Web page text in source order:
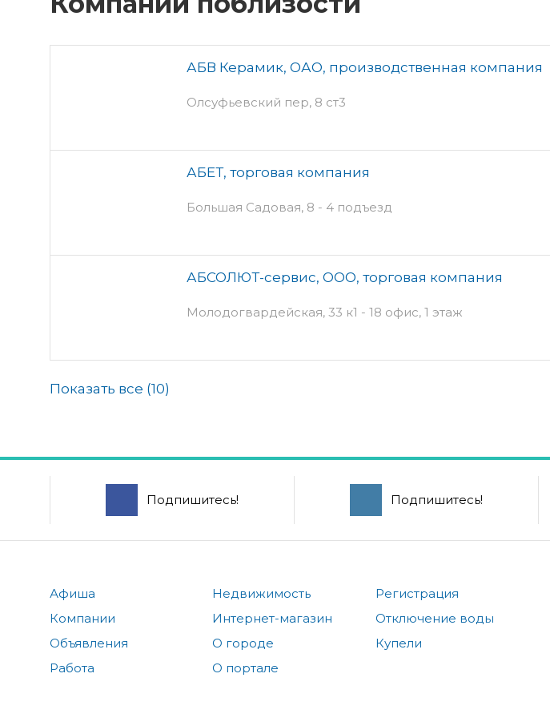
АБВ Керамик, ОАО, производственная компания
Олсуфьевский пер, 8 ст3
АБЕТ, торговая компания
Большая Садовая, 8 - 4 подъезд
АБСОЛЮТ-сервис, ООО, торговая компания
Молодогвардейская, 33 к1 - 18 офис, 1 этаж
Показать все (10)
Подпишитесь! Подпишитесь!
Афиша
Компании
Объявления
Работа
Недвижимость
Интернет-магазин
О городе
О портале
Регистрация
Отключение воды
Купели